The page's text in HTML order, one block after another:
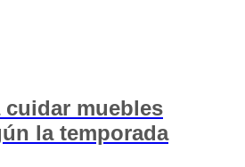
cuidar muebles
la temporada